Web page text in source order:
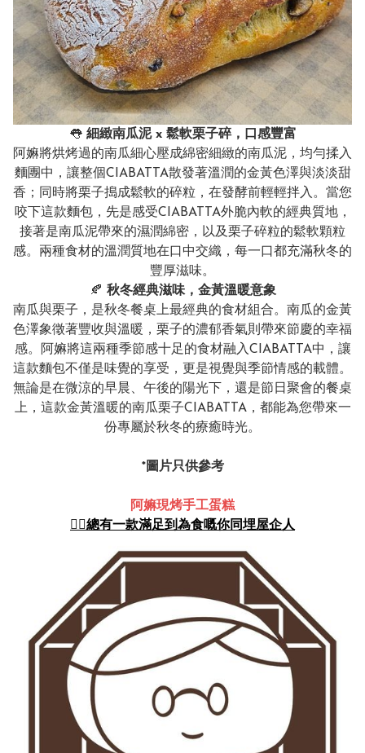
👅 細緻南瓜泥 x 鬆軟栗子碎，口感豐富
阿嫲將烘烤過的南瓜細心壓成綿密細緻的南瓜泥，均勻揉入
麵團中，讓整個CIABATTA散發著溫潤的金黃色澤與淡淡甜
香；同時將栗子搗成鬆軟的碎粒，在發酵前輕輕拌入。當您
咬下這款麵包，先是感受CIABATTA外脆內軟的經典質地，
接著是南瓜泥帶來的濕潤綿密，以及栗子碎粒的鬆軟顆粒
感。兩種食材的溫潤質地在口中交織，每一口都充滿秋冬的
豐厚滋味。
🍂 秋冬經典滋味，金黃溫暖意象
南瓜與栗子，是秋冬餐桌上最經典的食材組合。南瓜的金黃
色澤象徵著豐收與溫暖，栗子的濃郁香氣則帶來節慶的幸福
感。阿嫲將這兩種季節感十足的食材融入CIABATTA中，讓
這款麵包不僅是味覺的享受，更是視覺與季節情感的載體。
無論是在微涼的早晨、午後的陽光下，還是節日聚會的餐桌
上，這款金黃溫暖的南瓜栗子CIABATTA，都能為您帶來一
份專屬於秋冬的療癒時光。
*圖片只供參考
阿嫲現烤手工蛋糕
👍🏻總有一款滿足到為食嘅你同埋屋企人